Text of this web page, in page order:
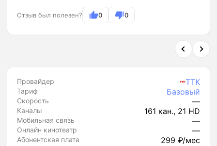
Отзыв был полезен? 0 0
Провайдер ТТК
Тариф Базовый
Скорость —
Каналы 161 кан., 21 HD
Мобильная связь —
Онлайн кинотеатр —
Абонентская плата 299 ₽/мес